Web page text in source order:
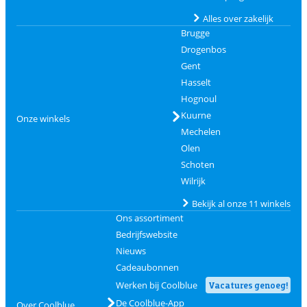
Alles over zakelijk
Onze winkels
Brugge
Drogenbos
Gent
Hasselt
Hognoul
Kuurne
Mechelen
Olen
Schoten
Wilrijk
Bekijk al onze 11 winkels
Ons assortiment
Bedrijfswebsite
Nieuws
Cadeaubonnen
Werken bij Coolblue
Vacatures genoeg!
De Coolblue-App